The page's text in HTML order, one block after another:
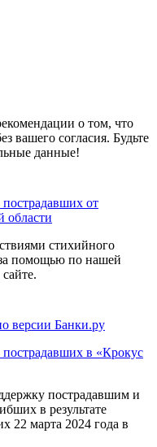
о том, что
вашего согласия. Будьте
данные!
от
области
стихийного
помощью по нашей
версии Банки.ру
пострадавших в «Крокус
пострадавшим и
в результате
22 марта 2024 года в